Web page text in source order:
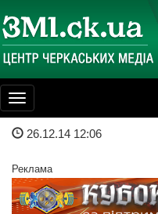
Toggle
navigation
26.12.14 12:06
Реклама